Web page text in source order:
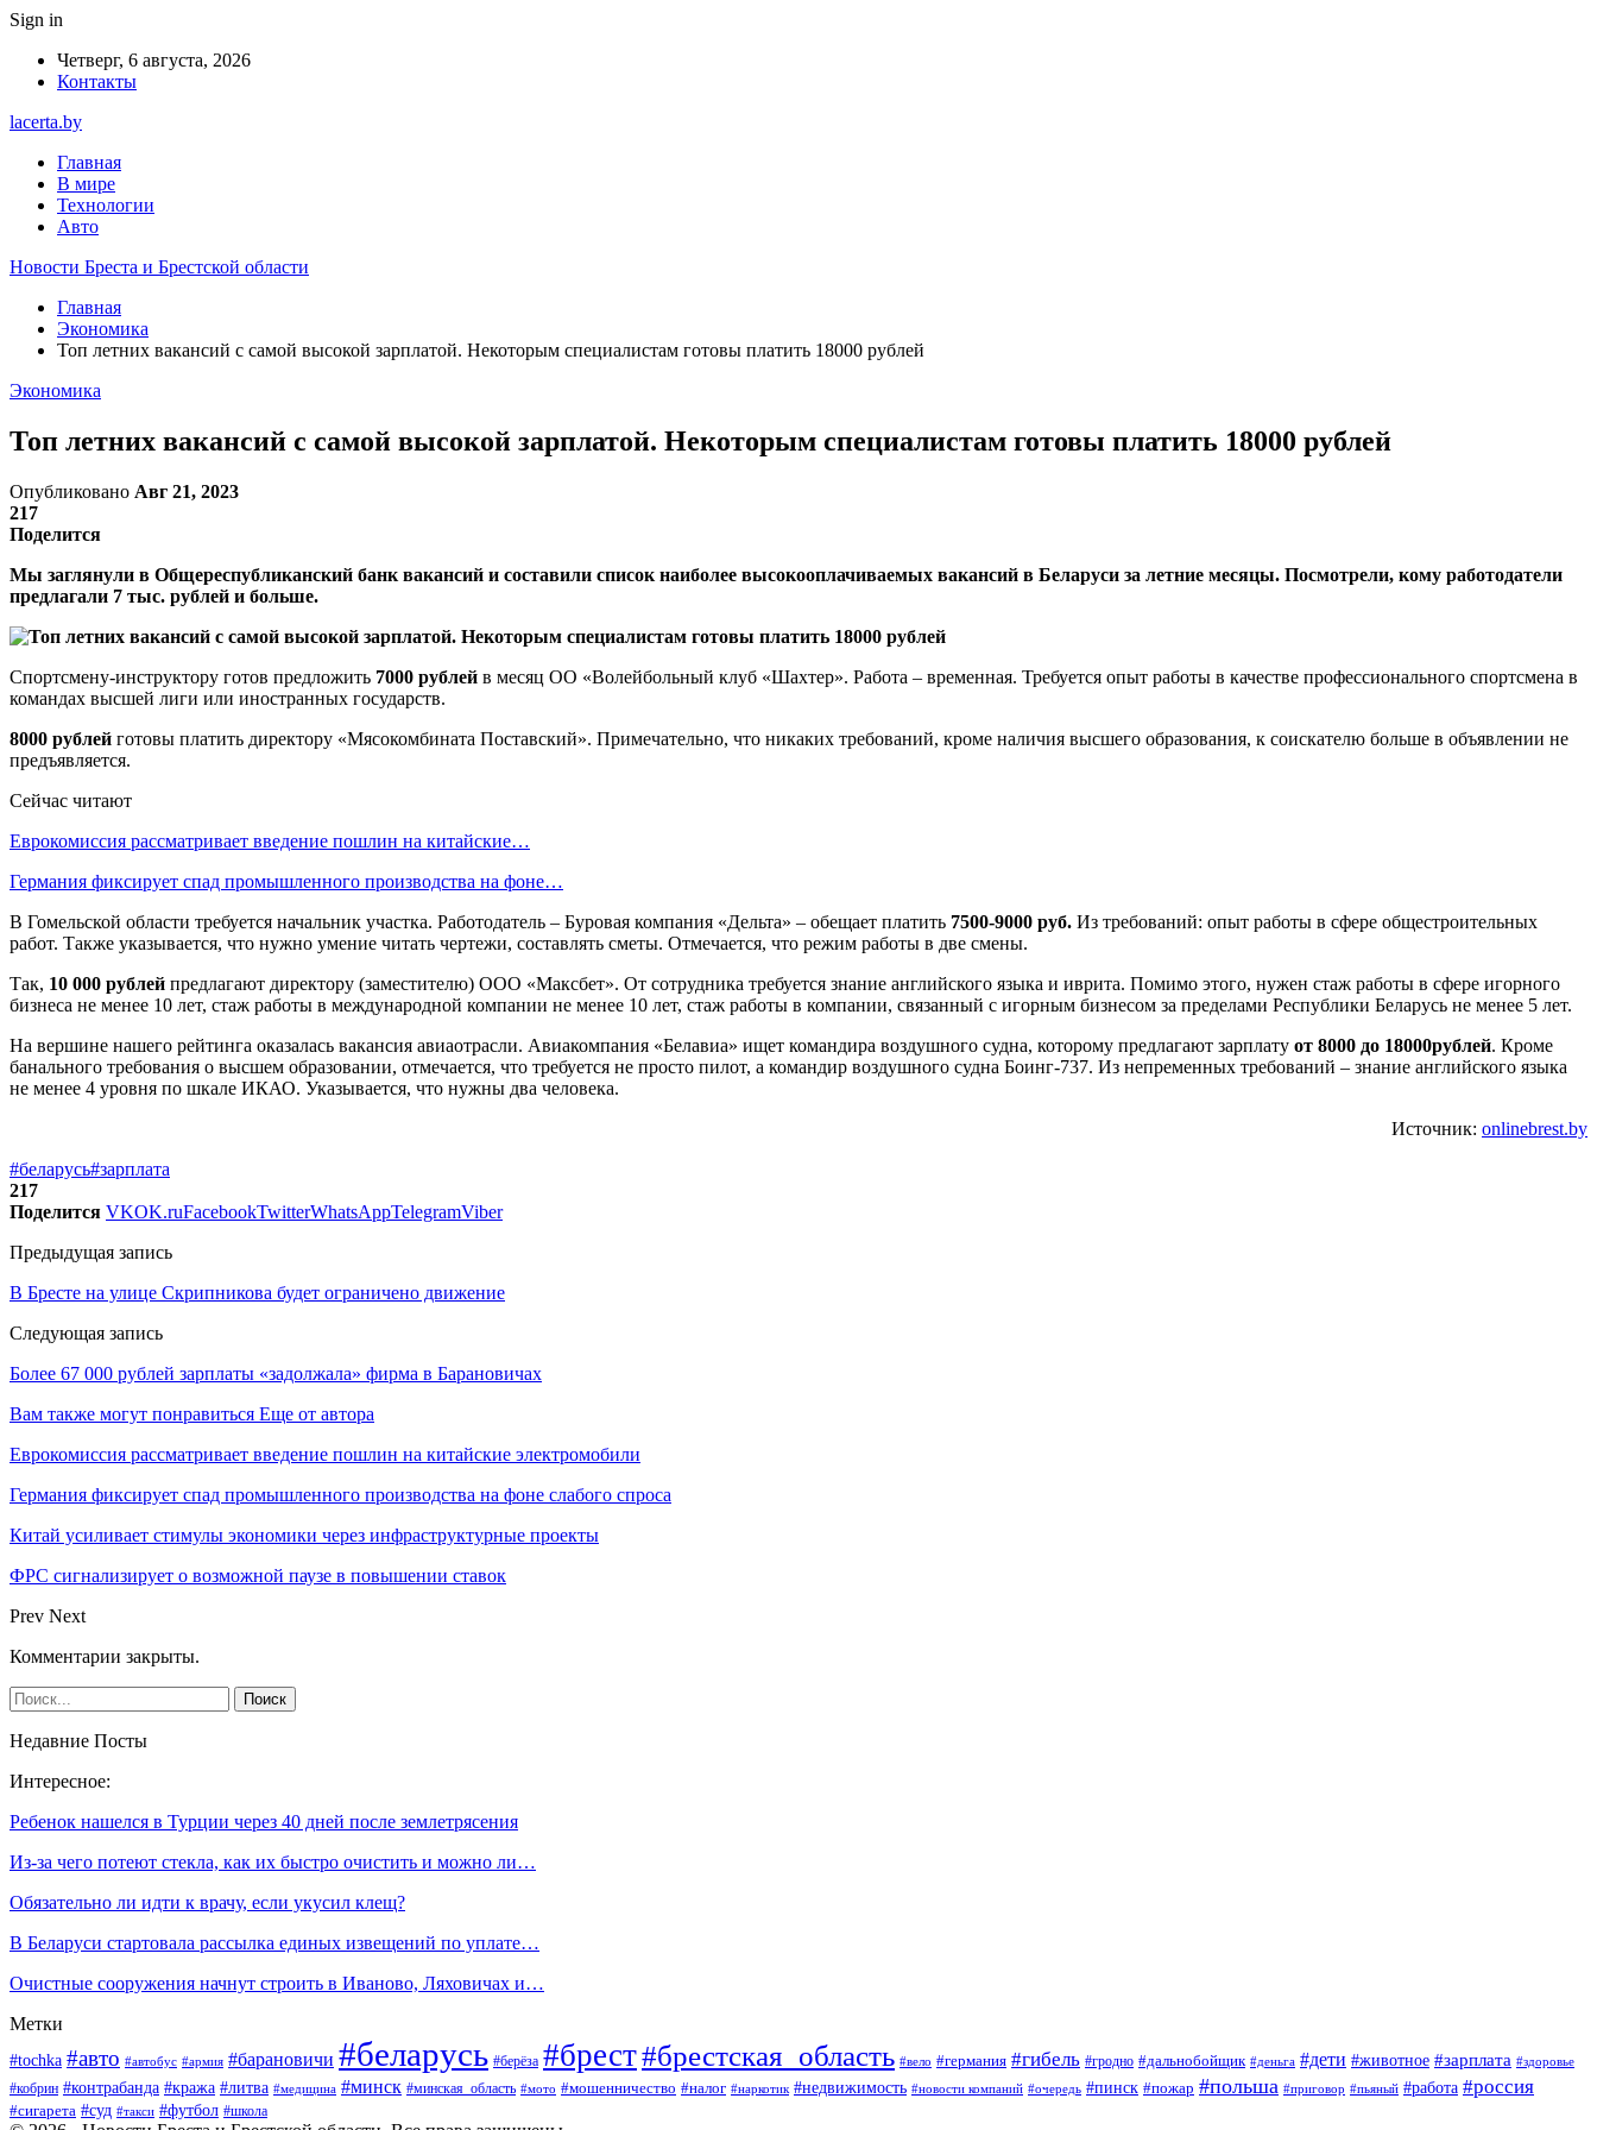
Sign in
Четверг, 6 августа, 2026
Контакты
lacerta.by
Главная
В мире
Технологии
Авто
Новости Бреста и Брестской области
Главная
Экономика
Топ летних вакансий с самой высокой зарплатой. Некоторым специалистам готовы платить 18000 рублей
Экономика
Топ летних вакансий с самой высокой зарплатой. Некоторым специалистам готовы платить 18000 рублей
Опубликовано Авг 21, 2023
217
Поделится
Мы заглянули в Общереспубликанский банк вакансий и составили список наиболее высокооплачиваемых вакансий в Беларуси за летние месяцы. Посмотрели, кому работодатели
предлагали 7 тыс. рублей и больше.
Спортсмену-инструктору готов предложить 7000 рублей в месяц ОО «Волейбольный клуб «Шахтер». Работа – временная. Требуется опыт работы в качестве профессионального спортсмена в
командах высшей лиги или иностранных государств.
8000 рублей готовы платить директору «Мясокомбината Поставский». Примечательно, что никаких требований, кроме наличия высшего образования, к соискателю больше в объявлении не
предъявляется.
Сейчас читают
Еврокомиссия рассматривает введение пошлин на китайские…
Германия фиксирует спад промышленного производства на фоне…
В Гомельской области требуется начальник участка. Работодатель – Буровая компания «Дельта» – обещает платить 7500-9000 руб. Из требований: опыт работы в сфере общестроительных
работ. Также указывается, что нужно умение читать чертежи, составлять сметы. Отмечается, что режим работы в две смены.
Так, 10 000 рублей предлагают директору (заместителю) ООО «Максбет». От сотрудника требуется знание английского языка и иврита. Помимо этого, нужен стаж работы в сфере игорного
бизнеса не менее 10 лет, стаж работы в международной компании не менее 10 лет, стаж работы в компании, связанный с игорным бизнесом за пределами Республики Беларусь не менее 5 лет.
На вершине нашего рейтинга оказалась вакансия авиаотрасли. Авиакомпания «Белавиа» ищет командира воздушного судна, которому предлагают зарплату от 8000 до 18000рублей. Кроме
банального требования о высшем образовании, отмечается, что требуется не просто пилот, а командир воздушного судна Боинг-737. Из непременных требований – знание английского языка
не менее 4 уровня по шкале ИКАО. Указывается, что нужны два человека.
Источник: onlinebrest.by
#беларусь#зарплата
217
Поделится VKOK.ruFacebookTwitterWhatsAppTelegramViber
Предыдущая запись
В Бресте на улице Скрипникова будет ограничено движение
Следующая запись
Более 67 000 рублей зарплаты «задолжала» фирма в Барановичах
Вам также могут понравиться Еще от автора
Еврокомиссия рассматривает введение пошлин на китайские электромобили
Германия фиксирует спад промышленного производства на фоне слабого спроса
Китай усиливает стимулы экономики через инфраструктурные проекты
ФРС сигнализирует о возможной паузе в повышении ставок
Prev Next
Комментарии закрыты.
Недавние Посты
Интересное:
Ребенок нашелся в Турции через 40 дней после землетрясения
Из-за чего потеют стекла, как их быстро очистить и можно ли…
Обязательно ли идти к врачу, если укусил клещ?
В Беларуси стартовала рассылка единых извещений по уплате…
Очистные сооружения начнут строить в Иваново, Ляховичах и…
Метки
#tochka #авто #автобус #армия #барановичи #беларусь #берёза #брест#брестская_область #вело #германия #гибель #гродно #дальнобойщик #деньга #дети #животное #зарплата #здоровье
#кобрин #контрабанда #кража #литва #медицина #минск #минская_область #мото #мошенничество #налог #наркотик #недвижимость #новости компаний #очередь #пинск #пожар #польша #приговор #пьяный #работа #россия
#сигарета #суд #такси #футбол #школа